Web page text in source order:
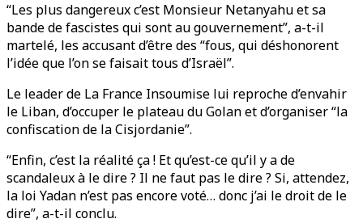
“Les plus dangereux c’est Monsieur Netanyahu et sa
bande de fascistes qui sont au gouvernement”, a-t-il
martelé, les accusant d’être des “fous, qui déshonorent
l’idée que l’on se faisait tous d’Israël”.
Le leader de La France Insoumise lui reproche d’envahir
le Liban, d’occuper le plateau du Golan et d’organiser “la
confiscation de la Cisjordanie”.
“Enfin, c’est la réalité ça ! Et qu’est-ce qu’il y a de
scandaleux à le dire ? Il ne faut pas le dire ? Si, attendez,
la loi Yadan n’est pas encore voté… donc j’ai le droit de le
dire”, a-t-il conclu.